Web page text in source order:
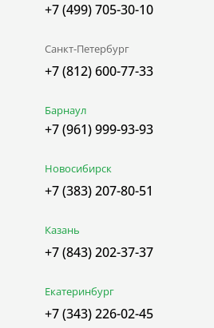
+7 (499) 705-30-10
Санкт-Петербург
+7 (812) 600-77-33
Барнаул
+7 (961) 999-93-93
Новосибирск
+7 (383) 207-80-51
Казань
+7 (843) 202-37-37
Екатеринбург
+7 (343) 226-02-45